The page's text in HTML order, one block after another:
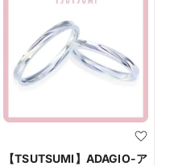
【TSUTSUMI】ADAGIO-ア